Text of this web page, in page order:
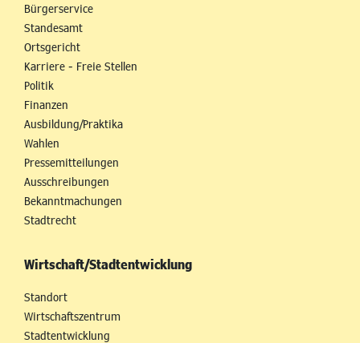
Bürgerservice
Standesamt
Ortsgericht
Karriere - Freie Stellen
Politik
Finanzen
Ausbildung/Praktika
Wahlen
Pressemitteilungen
Ausschreibungen
Bekanntmachungen
Stadtrecht
Wirtschaft/Stadtentwicklung
Standort
Wirtschaftszentrum
Stadtentwicklung